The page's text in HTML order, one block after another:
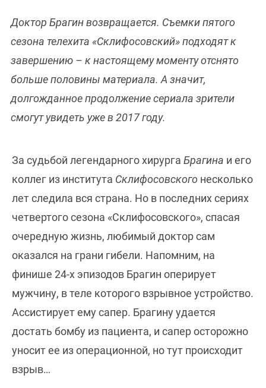
Доктор Брагин возвращается. Съемки пятого
сезона телехита «Склифосовский» подходят к
завершению – к настоящему моменту отснято
больше половины материала. А значит,
долгожданное продолжение сериала зрители
смогут увидеть уже в 2017 году.
За судьбой легендарного хирурга Брагина и его
коллег из института Склифосовского несколько
лет следила вся страна. Но в последних сериях
четвертого сезона «Склифосовского», спасая
очередную жизнь, любимый доктор сам
оказался на грани гибели. Напомним, на
финише 24-х эпизодов Брагин оперирует
мужчину, в теле которого взрывное устройство.
Ассистирует ему сапер. Брагину удается
достать бомбу из пациента, и сапер осторожно
уносит ее из операционной, но тут происходит
взрыв…